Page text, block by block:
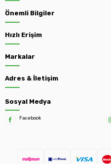
Önemli Bilgiler
Hızlı Erişim
Markalar
Adres & İletişim
Sosyal Medya
Facebook